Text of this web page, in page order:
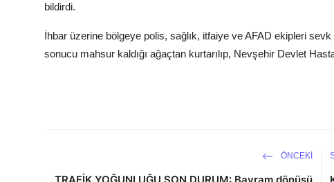
bildirdi.
İhbar üzerine bölgeye polis, sağlık, itfaiye ve AFAD ekipleri
sonucu mahsur kaldığı ağaçtan kurtarılıp, Nevşehir Devlet
ÖNCEKI